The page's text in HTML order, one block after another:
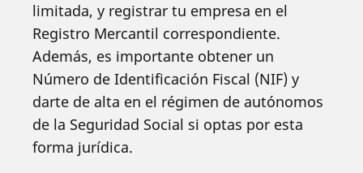
limitada, y registrar tu empresa en el
Registro Mercantil correspondiente.
Además, es importante obtener un
Número de Identificación Fiscal (NIF) y
darte de alta en el régimen de autónomos
de la Seguridad Social si optas por esta
forma jurídica.